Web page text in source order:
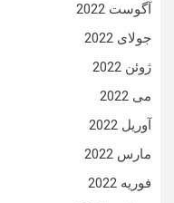
آگوست 2022
جولای 2022
ژوئن 2022
می 2022
آوریل 2022
مارس 2022
فوریه 2022